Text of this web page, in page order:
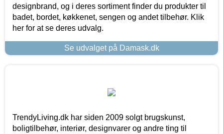
designbrand, og i deres sortiment finder du produkter til
badet, bordet, køkkenet, sengen og andet tilbehør. Klik
her for at se deres udvalg.
Se udvalget på Damask.dk
TrendyLiving.dk har siden 2009 solgt brugskunst,
boligtilbehør, interiør, designvarer og andre ting til